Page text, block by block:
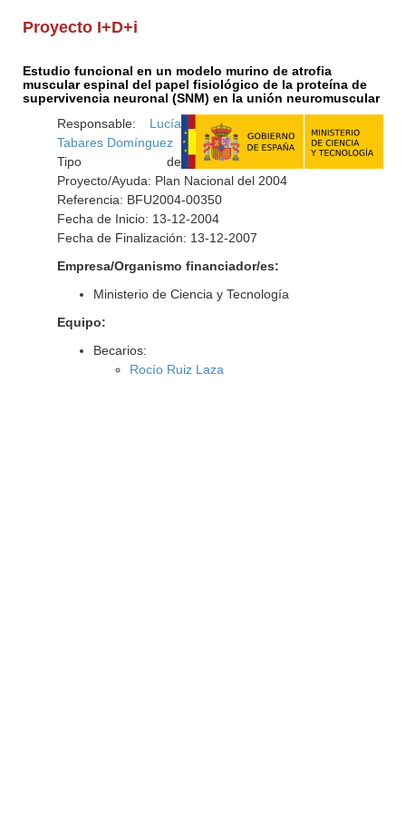
Proyecto I+D+i
Estudio funcional en un modelo murino de atrofia
muscular espinal del papel fisiológico de la proteína de
supervivencia neuronal (SNM) en la unión neuromuscular
Responsable: Lucía
Tabares Domínguez
Tipo de
Proyecto/Ayuda: Plan Nacional del 2004
Referencia: BFU2004-00350
Fecha de Inicio: 13-12-2004
Fecha de Finalización: 13-12-2007
Empresa/Organismo financiador/es:
Ministerio de Ciencia y Tecnología
Equipo:
Becarios:
Rocío Ruiz Laza